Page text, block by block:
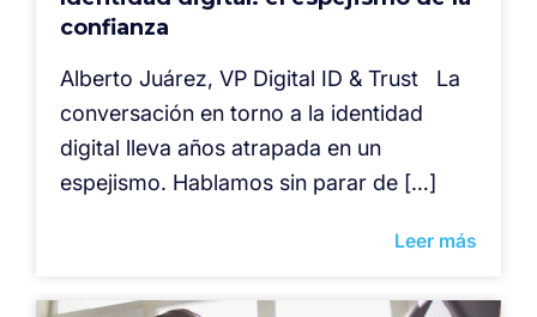
confianza
Alberto Juárez, VP Digital ID & Trust La
conversación en torno a la identidad
digital lleva años atrapada en un
espejismo. Hablamos sin parar de […]
Leer más